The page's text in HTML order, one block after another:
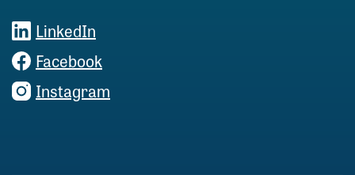
LinkedIn
Facebook
Instagram